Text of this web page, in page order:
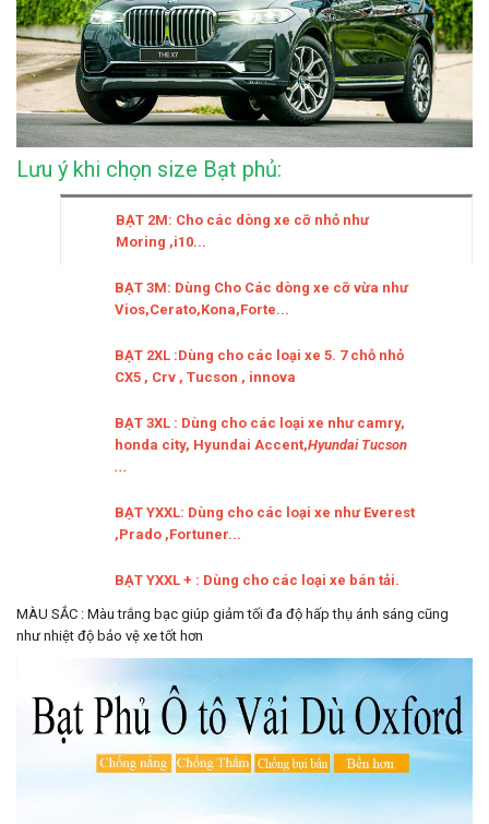
Lưu ý khi chọn size Bạt phủ:
BẠT 2M: Cho các dòng xe cỡ nhỏ như
Moring ,i10...
BẠT 3M: Dùng Cho Các dòng xe cỡ vừa như
Vios,Cerato,Kona,Forte...
BẠT 2XL :Dùng cho các loại xe 5. 7 chỗ nhỏ
CX5 , Crv , Tucson , innova
BẠT 3XL : Dùng cho các loại xe như camry,
honda city, Hyundai Accent,Hyundai Tucson
...
BẠT YXXL: Dùng cho các loại xe như Everest
,Prado ,Fortuner...
BẠT YXXL + : Dùng cho các loại xe bán tải.
MÀU SẮC : Màu trắng bạc giúp giảm tối đa độ hấp thụ ánh sáng cũng
như nhiệt độ bảo vệ xe tốt hơn